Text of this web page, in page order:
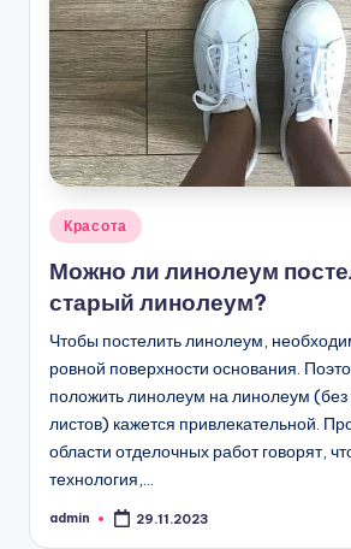
Опубликовано
Красота
Можно ли линолеум
старый линолеум?
Чтобы постелить линолеум,
ровной поверхности основания.
положить линолеум на линолеум
листов) кажется привлекательной.
области отделочных работ говорят,
технология,…
Запись
admin 29.11.2023